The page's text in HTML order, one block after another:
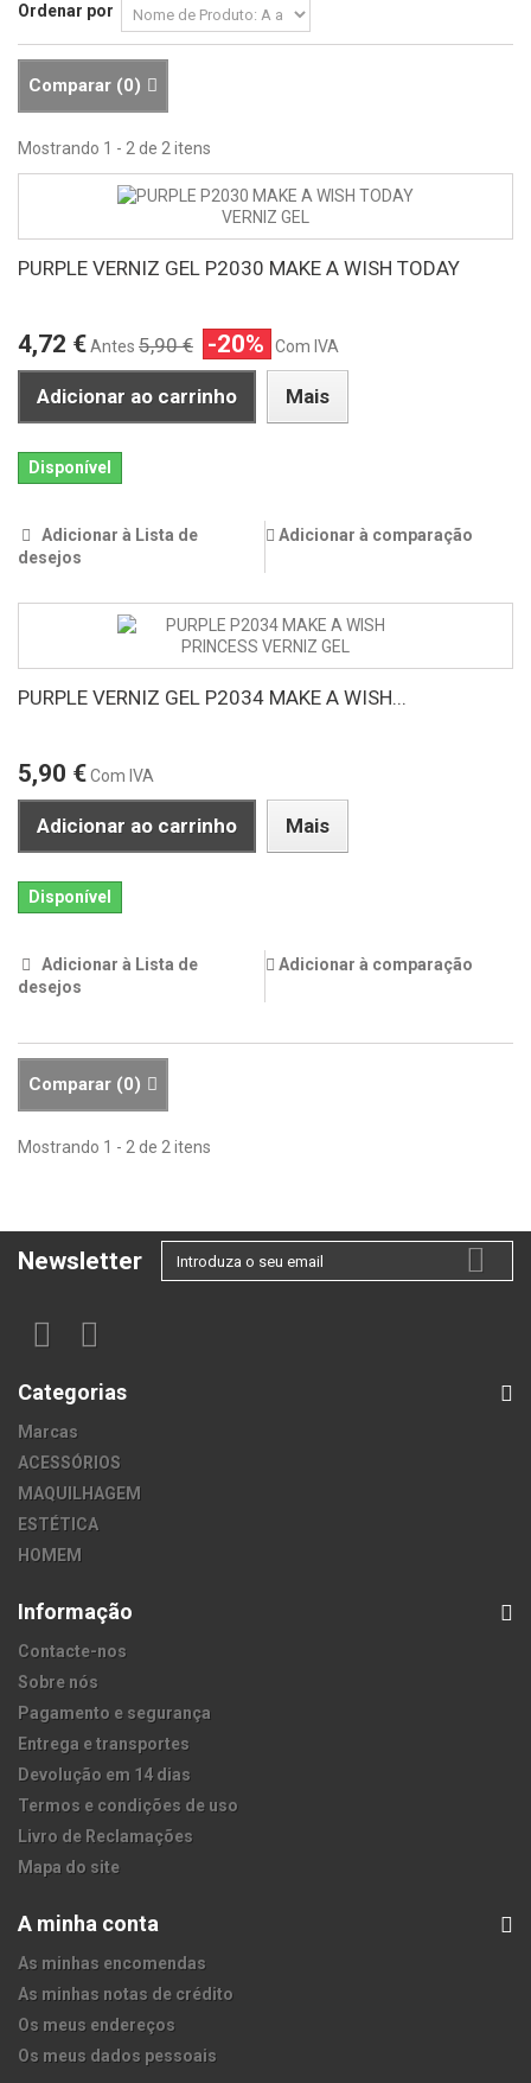
Ordenar por
Comparar (0)
Mostrando 1 - 2 de 2 itens
PURPLE VERNIZ GEL P2030 MAKE A WISH TODAY
4,72 €Antes 5,90 € -20% Com IVA
Adicionar ao carrinho Mais
Disponível
Adicionar à Lista de
desejos
Adicionar à comparação
PURPLE VERNIZ GEL P2034 MAKE A WISH...
5,90 €Com IVA
Adicionar ao carrinho Mais
Disponível
Adicionar à Lista de
desejos
Adicionar à comparação
Comparar (0)
Mostrando 1 - 2 de 2 itens
Newsletter
Categorias
Marcas
ACESSÓRIOS
MAQUILHAGEM
ESTÉTICA
HOMEM
Informação
Contacte-nos
Sobre nós
Pagamento e segurança
Entrega e transportes
Devolução em 14 dias
Termos e condições de uso
Livro de Reclamações
Mapa do site
A minha conta
As minhas encomendas
As minhas notas de crédito
Os meus endereços
Os meus dados pessoais